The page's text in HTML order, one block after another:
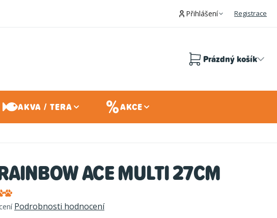
Přihlášení Registrace
Prázdný košík
AKVA / TERA AKCE
ACE MULTI 27CM
Podrobnosti hodnocení